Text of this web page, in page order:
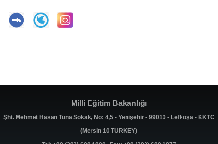
Milli Eğitim Bakanlığı
Şht. Mehmet Hasan Tuna Sokak, No: 4,5 - Yenişehir - 99010 - Lefkoşa - KKTC
(Mersin 10 TURKEY)